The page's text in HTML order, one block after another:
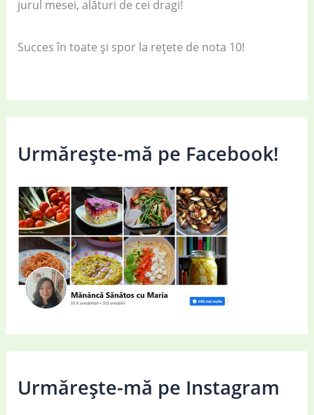
jurul mesei, alături de cei dragi!
Succes în toate și spor la rețete de nota 10!
Urmărește-mă pe Facebook!
Urmărește-mă pe Instagram